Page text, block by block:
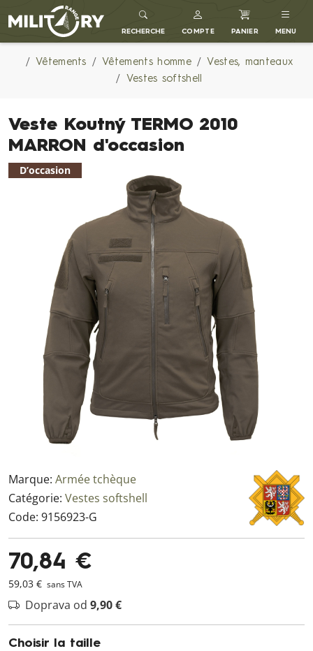
MILITARY RANGE FR
RECHERCHE COMPTE PANIER MENU
Vêtements Vêtements homme
Vestes, manteaux
Vestes softshell
Veste Koutný TERMO 2010
MARRON d'occasion
D’occasion
Marque: Armée tchèque
Catégorie: Vestes softshell
Code: 9156923-G
70,84 €
59,03 € sans TVA
Doprava od 9,90 €
Choisir la taille